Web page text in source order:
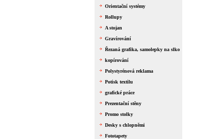
Orientační systémy
Rollupy
A stojan
Gravírování
Řezaná grafika, samolepky na slko
kopírování
Polystyrénová reklama
Potisk textilu
grafické práce
Prezentační stěny
Promo stolky
Desky s chlopněmi
Fototapety